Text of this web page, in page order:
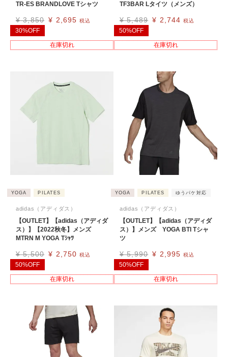
TR-ES BRANDLOVE Tシャツ
¥ 3,850 ¥ 2,695 税込
30%OFF
在庫切れ
TF3BAR Lタイツ（メンズ）
¥ 5,489 ¥ 2,744 税込
50%OFF
在庫切れ
YOGA PILATES
adidas（アディダス）
【OUTLET】【adidas（アディダ
ス）】【2022秋冬】メンズ
MTRN M YOGA Tｼｬﾂ
¥ 5,500 ¥ 2,750 税込
50%OFF
在庫切れ
YOGA PILATES ゆうパケ対応
adidas（アディダス）
【OUTLET】【adidas（アディダ
ス）】メンズ YOGA BTI Tシャ
ツ
¥ 5,990 ¥ 2,995 税込
50%OFF
在庫切れ